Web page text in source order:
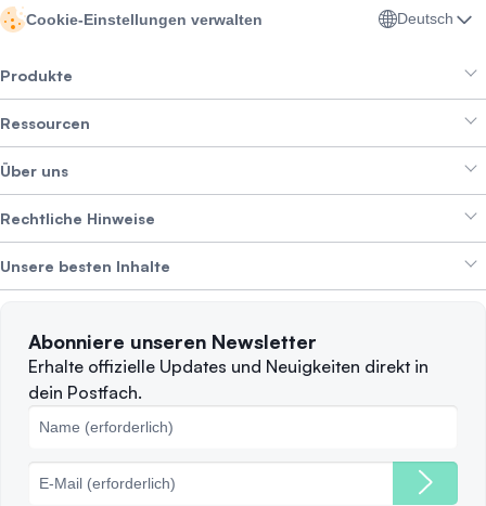
Cookie-Einstellungen verwalten Deutsch
Produkte
Smart Exchange
Crypto Bundles
Erträge erzielen
Alpha Deals
Ressourcen
Help Center
Branding-Paket
Über uns
Über SwissBorg
Karriere WIR STELLEN EIN
Rechtliche Hinweise
Datenschutzerklärung
Beschwerden
Cookie-Richtlinie
Unsere besten Inhalte
Wann sollte man verkaufen?
Top-Blockchains
Abonniere unseren Newsletter
Erhalte offizielle Updates und Neuigkeiten direkt in
dein Postfach.